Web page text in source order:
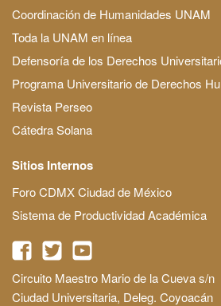
Coordinación de Humanidades UNAM
Toda la UNAM en línea
Defensoría de los Derechos
Programa Universitario de Derechos
Revista Perseo
Cátedra Solana
Sitios Internos
Foro CDMX Ciudad de México
Sistema de Productividad Académica
Circuito Maestro Mario de la Cueva s/n
Ciudad Universitaria, Deleg. Coyoacán